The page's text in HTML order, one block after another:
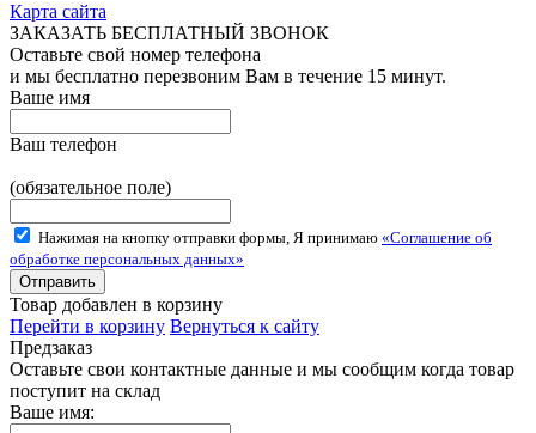
Карта сайта
ЗАКАЗАТЬ БЕСПЛАТНЫЙ ЗВОНОК
Оставьте свой номер телефона
и мы бесплатно перезвоним Вам в течение 15 минут.
Ваше имя
Ваш телефон
(обязательное поле)
Нажимая на кнопку отправки формы, Я принимаю «Соглашение об
обработке персональных данных»
Товар добавлен в корзину
Перейти в корзину Вернуться к сайту
Предзаказ
Оставьте свои контактные данные и мы сообщим когда товар
поступит на склад
Ваше имя: